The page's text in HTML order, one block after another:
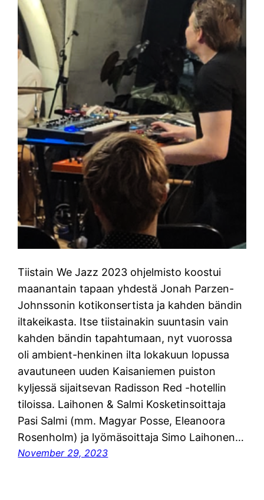
Tiistain We Jazz 2023 ohjelmisto koostui
maanantain tapaan yhdestä Jonah Parzen-
Johnssonin kotikonsertista ja kahden bändin
iltakeikasta. Itse tiistainakin suuntasin vain
kahden bändin tapahtumaan, nyt vuorossa
oli ambient-henkinen ilta lokakuun lopussa
avautuneen uuden Kaisaniemen puiston
kyljessä sijaitsevan Radisson Red -hotellin
tiloissa. Laihonen & Salmi Kosketinsoittaja
Pasi Salmi (mm. Magyar Posse, Eleanoora
Rosenholm) ja lyömäsoittaja Simo Laihonen…
November 29, 2023